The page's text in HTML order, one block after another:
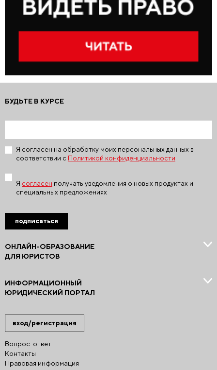
вход/регистрация
Вопрос-ответ
Контакты
Правовая информация
ОНЛАЙН-ОБРАЗОВАНИЕ
ДЛЯ ЮРИСТОВ
ИНФОРМАЦИОННЫЙ
ЮРИДИЧЕСКИЙ ПОРТАЛ
БУДЬТЕ В КУРСЕ
Я согласен на обработку моих персональных данных в
соответствии с Политикой конфиденциальности
Я согласен получать уведомления о новых продуктах и
специальных предложениях
подписаться